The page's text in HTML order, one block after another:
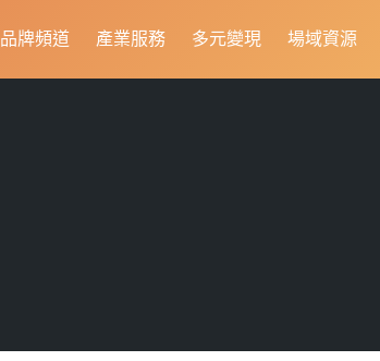
品牌頻道 產業服務 多元變現 場域資源